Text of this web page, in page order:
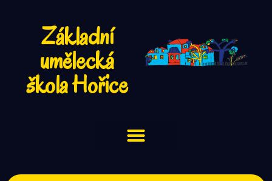
Základní
umělecká
škola Hořice